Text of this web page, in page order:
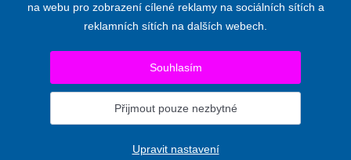
Opletalova 55, 110 00 PRAHA 1
Telefon:+420 224 222 178,+420 224 212 670
Prohlášení o přístupnosti|Upravit nastavení
na webu pro zobrazení cílené reklamy na sociálních sítích a
reklamních sítích na dalších webech.
Souhlasím
Přijmout pouze nezbytné
Upravit nastavení